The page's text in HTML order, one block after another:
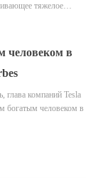
тяжелое…
человеком в
глава компаний Tesla
богатым человеком в